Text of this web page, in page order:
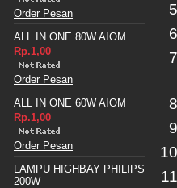
Order Pesan
ALL IN ONE 80W AIOM
Rp.1,00
Order Pesan
ALL IN ONE 60W AIOM
Rp.1,00
Order Pesan
LAMPU HIGHBAY PHILIPS
200W